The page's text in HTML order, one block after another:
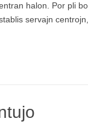
halon. Por pli
servajn